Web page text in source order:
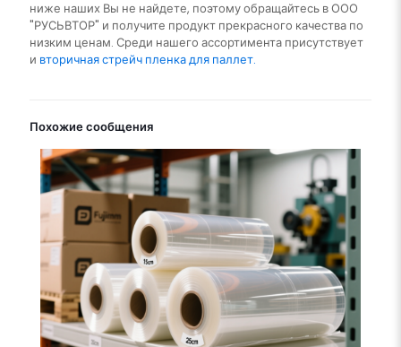
ниже наших Вы не найдете, поэтому обращайтесь в ООО
"РУСЬВТОР" и получите продукт прекрасного качества по
низким ценам. Среди нашего ассортимента присутствует
и вторичная стрейч пленка для паллет.
Похожие сообщения